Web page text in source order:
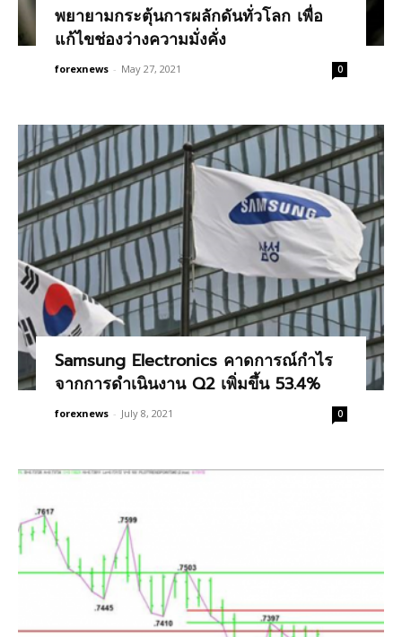
พยายามกระตุ้นการผลักดันทั่วโลก เพื่อ
แก้ไขช่องว่างความมั่งคั่ง
forexnews - May 27, 2021 0
Samsung Electronics คาดการณ์กำไร
จากการดำเนินงาน Q2 เพิ่มขึ้น 53.4%
forexnews - July 8, 2021 0